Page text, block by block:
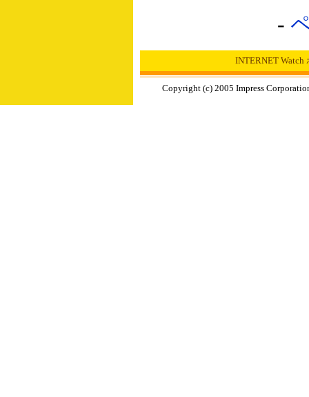
-
INTERNET Watch
Copyright (c) 2005 Impress